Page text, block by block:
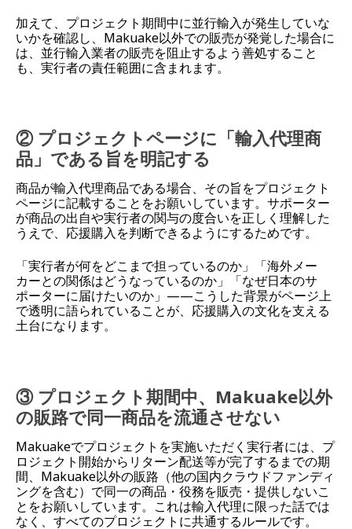
加えて、プロジェクト期間中に並行輸入が発生していな
いかを確認し、Makuake以外での販売が発覚した場合に
は、並行輸入業者の販売を阻止するよう善処すること
も、実行者の責任範囲に含まれます。
② プロジェクトページに「輸入代理商
品」である旨を明記する
商品が輸入代理商品である場合、その旨をプロジェクト
ページに記載することをお願いしています。サポーター
が商品の出自や実行者の関与の度合いを正しく理解した
うえで、応援購入を判断できるようにするためです。
「実行者が何をどこまで担っているのか」「海外メー
カーとの関係はどうなっているのか」「なぜ日本のサ
ポーターに届けたいのか」――こうした背景がページ上
で透明に語られていることが、応援購入の文化を支える
土台になります。
③ プロジェクト期間中、Makuake以外
の販路で同一商品を流通させない
Makuakeでプロジェクトを実施いただく実行者には、プ
ロジェクト開始からリターン配送等が完了するまでの期
間、Makuake以外の販路（他の国内クラウドファンディ
ングを含む）で同一の商品・役務を販売・提供しないこ
とをお願いしています。これは輸入代理に限った話では
なく、すべてのプロジェクトに共通するルールです。